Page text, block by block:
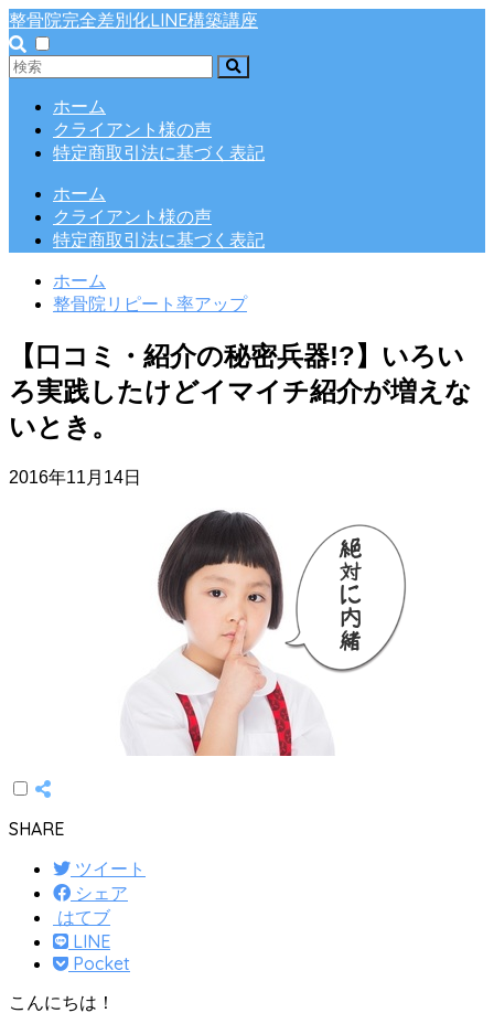
整骨院完全差別化LINE構築講座
ホーム
クライアント様の声
特定商取引法に基づく表記
ホーム
クライアント様の声
特定商取引法に基づく表記
ホーム
整骨院リピート率アップ
【口コミ・紹介の秘密兵器!?】いろい
ろ実践したけどイマイチ紹介が増えな
いとき。
2016年11月14日
SHARE
ツイート
シェア
はてブ
LINE
Pocket
こんにちは！